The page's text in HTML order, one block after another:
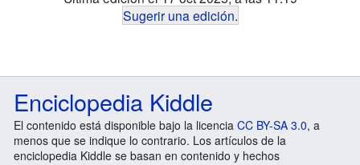
Sugerir una edición.
Enciclopedia Kiddle
El contenido está disponible bajo la licencia CC BY-SA 3.0, a
menos que se indique lo contrario. Los artículos de la
enciclopedia Kiddle se basan en contenido y hechos